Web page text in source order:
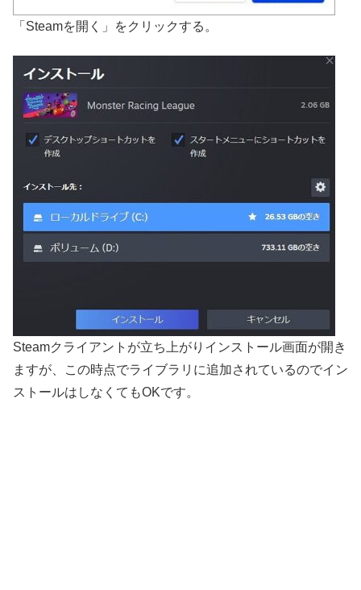
「Steamを開く」をクリックする。
Steamクライアントが立ち上がりインストール画面が開き
ますが、この時点でライブラリに追加されているのでイン
ストールはしなくてもOKです。